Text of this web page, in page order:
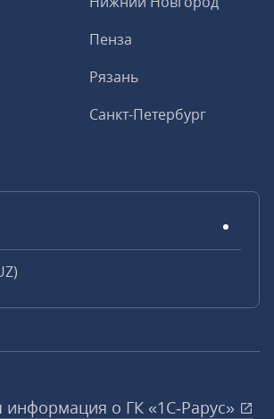
Пенза
Рязань
Санкт-Петербург
о ГК «1С‑Рарус»